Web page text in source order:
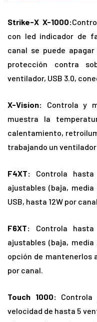
Strike-X X-1000:
con led indicador de
canal se puede
protección contra
ventilador, USB 3.0,
X-Vision: Controla y
muestra la
calentamiento,
trabajando un
F4XT: Controla
ajustables (baja,
USB, hasta 12W por
F6XT: Controla
ajustables (baja,
opción de mantenerlos
por canal.
Touch 1000:
velocidad de hasta 5